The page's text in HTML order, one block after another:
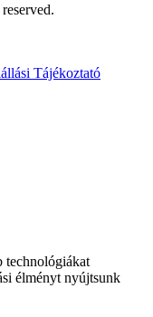
Tájékoztató
technológiákat
élményt nyújtsunk